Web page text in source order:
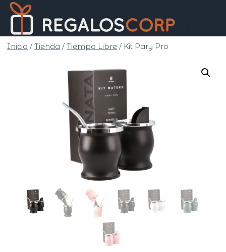
Saltar
contenido
Inicio / Tienda / Tiempo Libre / Kit Pary Pro